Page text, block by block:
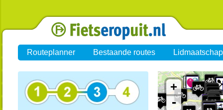
Routeplanner Bestaande routes Lidmaatschap
+
-